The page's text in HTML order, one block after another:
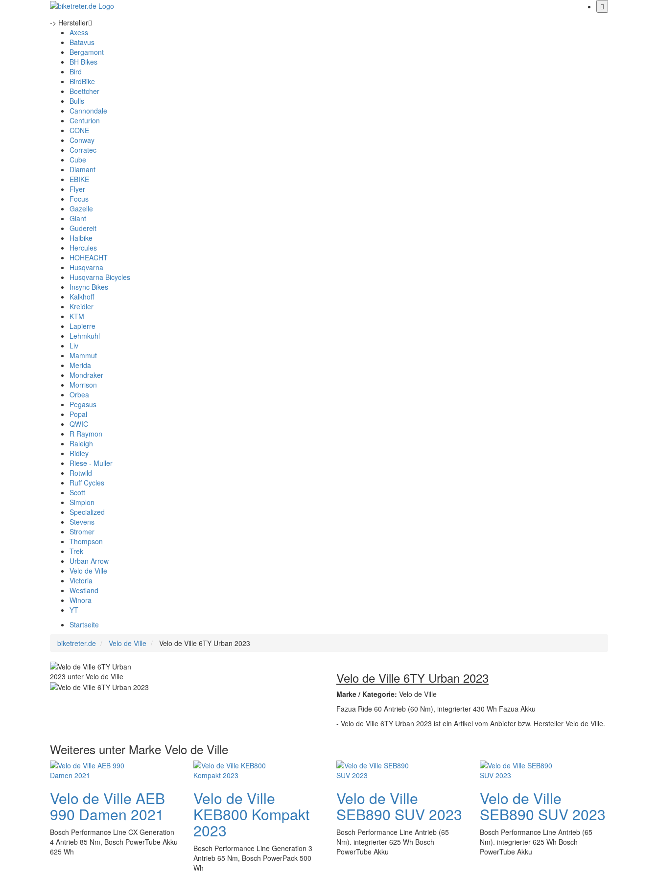
-> Hersteller
Axess
Batavus
Bergamont
BH Bikes
Bird
BirdBike
Boettcher
Bulls
Cannondale
Centurion
CONE
Conway
Corratec
Cube
Diamant
EBIKE
Flyer
Focus
Gazelle
Giant
Gudereit
Haibike
Hercules
HOHEACHT
Husqvarna
Husqvarna Bicycles
Insync Bikes
Kalkhoff
Kreidler
KTM
Lapierre
Lehmkuhl
Liv
Mammut
Merida
Mondraker
Morrison
Orbea
Pegasus
Popal
QWIC
R Raymon
Raleigh
Ridley
Riese - Muller
Rotwild
Ruff Cycles
Scott
Simplon
Specialized
Stevens
Stromer
Thompson
Trek
Urban Arrow
Velo de Ville
Victoria
Westland
Winora
YT
Startseite
biketreter.de
Velo de Ville Velo de Ville 6TY Urban 2023
Velo de Ville 6TY Urban 2023
Marke / Kategorie: Velo de Ville
Fazua Ride 60 Antrieb (60 Nm), integrierter 430 Wh Fazua Akku
- Velo de Ville 6TY Urban 2023 ist ein Artikel vom Anbieter bzw. Hersteller Velo de Ville.
Weiteres unter Marke Velo de Ville
Velo de Ville AEB
990 Damen 2021
Bosch Performance Line CX Generation
4 Antrieb 85 Nm, Bosch PowerTube Akku
625 Wh
Velo de Ville
KEB800 Kompakt
2023
Bosch Performance Line Generation 3
Antrieb 65 Nm, Bosch PowerPack 500
Wh
Velo de Ville
SEB890 SUV 2023
Bosch Performance Line Antrieb (65
Nm). integrierter 625 Wh Bosch
PowerTube Akku
Velo de Ville
SEB890 SUV 2023
Bosch Performance Line Antrieb (65
Nm). integrierter 625 Wh Bosch
PowerTube Akku